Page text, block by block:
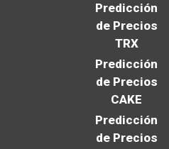
Predicción
de Precios
TRX
Predicción
de Precios
CAKE
Predicción
de Precios